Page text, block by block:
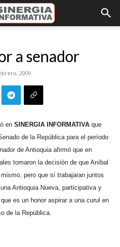
a senador
2009
en SINERGIA INFORMATIVA que
de la República para el período
de Antioquia afirmó que en
tomaron la decisión de que Aníbal
pero que sí trabajaran juntos
una Antioquia Nueva, participativa y
es un honor aspirar a una curul en
de la República.